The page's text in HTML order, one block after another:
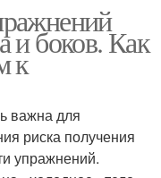
и боков. Как
к
важна для
риска получения
упражнений.